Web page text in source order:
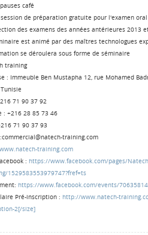
café
de préparation gratuite pour l'examen oral
des examens des années antérieures 2013
est animé par des maîtres technologues
se déroulera sous forme de séminaire
training
: Immeuble Ben Mustapha 12, rue Mohamed
71 90 37 92
: +216 28 85 73 46
71 90 37 93
commercial@natech-training.com
www.natech-training.com
: https://www.facebook.com/pages/
1529583553979747?fref=ts
https://www.facebook.com/events/
Pré-inscription : http://www.natech-
2[/size]